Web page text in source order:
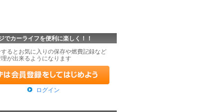
でカーライフを便利に楽しく！！
するとお気に入りの保存や燃費記録など
が出来るようになります
ログイン